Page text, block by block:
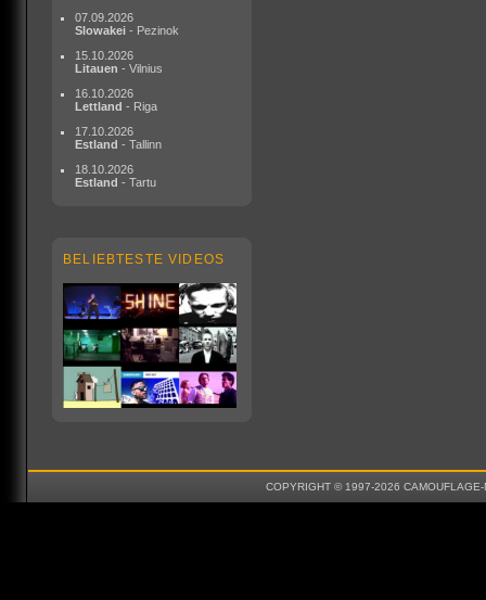
07.09.2026
Slowakei - Pezinok
15.10.2026
Litauen - Vilnius
16.10.2026
Lettland - Riga
17.10.2026
Estland - Tallinn
18.10.2026
Estland - Tartu
BELIEBTESTE VIDEOS
COPYRIGHT © 1997-2026 CAMOUFLAGE-